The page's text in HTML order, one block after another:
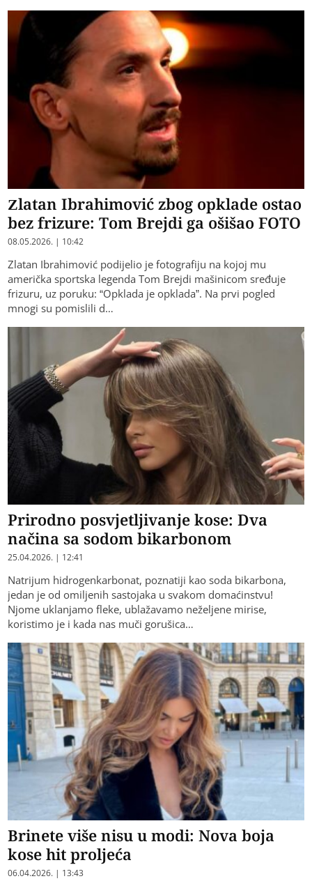
Zlatan Ibrahimović zbog opklade ostao
bez frizure: Tom Brejdi ga ošišao FOTO
08.05.2026. | 10:42
Zlatan Ibrahimović podijelio je fotografiju na kojoj mu
američka sportska legenda Tom Brejdi mašinicom sređuje
frizuru, uz poruku: “Opklada je opklada”. Na prvi pogled
mnogi su pomislili d…
Prirodno posvjetljivanje kose: Dva
načina sa sodom bikarbonom
25.04.2026. | 12:41
Natrijum hidrogenkarbonat, poznatiji kao soda bikarbona,
jedan je od omiljenih sastojaka u svakom domaćinstvu!
Njome uklanjamo fleke, ublažavamo neželjene mirise,
koristimo je i kada nas muči gorušica…
Brinete više nisu u modi: Nova boja
kose hit proljeća
06.04.2026. | 13:43